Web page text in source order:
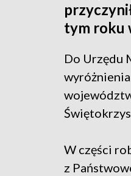
tym roku
Do Urzędu
W części
z